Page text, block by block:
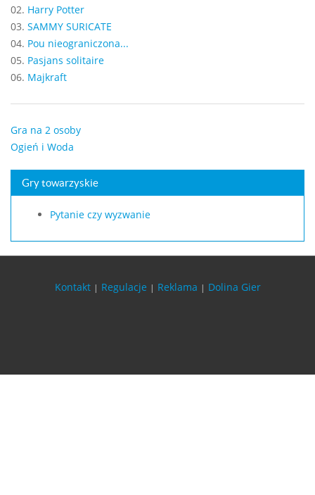
02. Harry Potter
03. SAMMY SURICATE
04. Pou nieograniczona...
05. Pasjans solitaire
06. Majkraft
Gra na 2 osoby
Ogień i Woda
Gry towarzyskie
Pytanie czy wyzwanie
Kontakt | Regulacje | Reklama | Dolina Gier